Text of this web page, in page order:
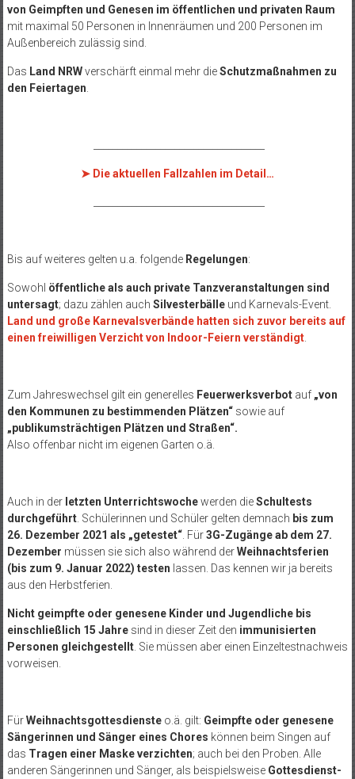
von Geimpften und Genesen im öffentlichen und privaten Raum
mit maximal 50 Personen in Innenräumen und 200 Personen im
Außenbereich zulässig sind.
Das Land NRWverschärft einmal mehr dieSchutzmaßnahmen zu
den Feiertagen
➤ Die aktuellen Fallzahlen im Detail…
Bis auf weiteres gelten u.a. folgende Regelungen:
Sowohl öffentliche als auch private Tanzveranstaltungen sind
untersagt; dazu zählen auch Silvesterbälleund Karnevals-Event.
Land und große Karnevalsverbände hatten sich zuvor bereits auf
einen freiwilligen Verzicht von Indoor-Feiern verständigt.
Zum Jahreswechsel gilt ein generelles Feuerwerksverbotauf „von
den Kommunen zu bestimmenden Plätzen“sowie auf
„publikumsträchtigen Plätzen und Straßen“.
Also offenbar nicht im eigenen Garten o.ä.
Auch in der letzten Unterrichtswochewerden dieSchultests
durchgeführt. Schülerinnen und Schüler gelten demnach bis zum
26. Dezember 2021 als „getestet“. Für3G-Zugängeab dem 27.
Dezember müssen sie sich also während derWeihnachtsferien
(bis zum 9. Januar 2022) testen lassen. Das kennen wir ja bereits
aus den Herbstferien.
Nicht geimpfte oder genesene Kinder und Jugendliche bis
einschließlich 15 Jahresind in dieser Zeit den immunisierten
Personen gleichgestellt. Sie müssen aber einen Einzeltestnachweis
vorweisen.
FürWeihnachtsgottesdiensteo.ä. gilt: Geimpfte oder genesene
Sängerinnen und Sänger eines Chores können beim Singen auf
das Tragen einer Maske verzichten; auch bei den Proben. Alle
anderen Sängerinnen und Sänger, als beispielsweise Gottesdienst-